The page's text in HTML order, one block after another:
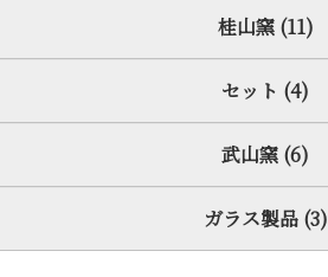
桂山窯 (11)
セット (4)
武山窯 (6)
ガラス製品 (3)